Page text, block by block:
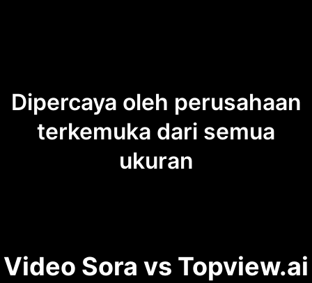
Dipercaya oleh perusahaan
terkemuka dari semua
ukuran
Video Sora vs Topview.ai